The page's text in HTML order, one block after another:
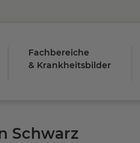
Fachbereiche
& Krankheitsbilder
Schwarz